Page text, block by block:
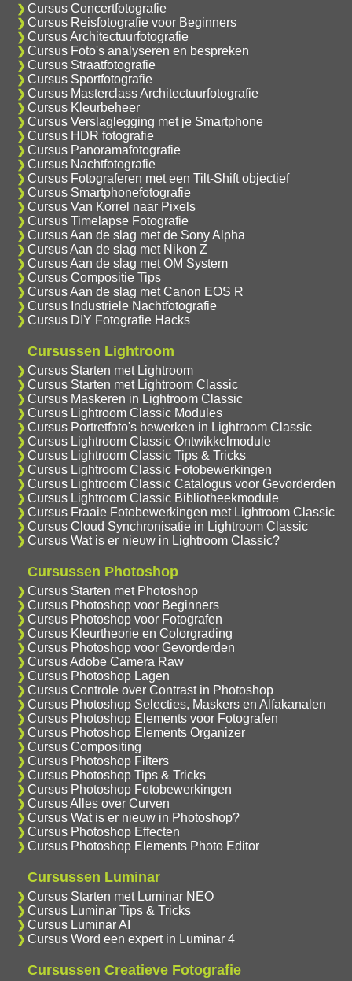
Cursus Concertfotografie
Cursus Reisfotografie voor Beginners
Cursus Architectuurfotografie
Cursus Foto's analyseren en bespreken
Cursus Straatfotografie
Cursus Sportfotografie
Cursus Masterclass Architectuurfotografie
Cursus Kleurbeheer
Cursus Verslaglegging met je Smartphone
Cursus HDR fotografie
Cursus Panoramafotografie
Cursus Nachtfotografie
Cursus Fotograferen met een Tilt-Shift objectief
Cursus Smartphonefotografie
Cursus Van Korrel naar Pixels
Cursus Timelapse Fotografie
Cursus Aan de slag met de Sony Alpha
Cursus Aan de slag met Nikon Z
Cursus Aan de slag met OM System
Cursus Compositie Tips
Cursus Aan de slag met Canon EOS R
Cursus Industriele Nachtfotografie
Cursus DIY Fotografie Hacks
Cursussen Lightroom
Cursus Starten met Lightroom
Cursus Starten met Lightroom Classic
Cursus Maskeren in Lightroom Classic
Cursus Lightroom Classic Modules
Cursus Portretfoto's bewerken in Lightroom Classic
Cursus Lightroom Classic Ontwikkelmodule
Cursus Lightroom Classic Tips & Tricks
Cursus Lightroom Classic Fotobewerkingen
Cursus Lightroom Classic Catalogus voor Gevorderden
Cursus Lightroom Classic Bibliotheekmodule
Cursus Fraaie Fotobewerkingen met Lightroom Classic
Cursus Cloud Synchronisatie in Lightroom Classic
Cursus Wat is er nieuw in Lightroom Classic?
Cursussen Photoshop
Cursus Starten met Photoshop
Cursus Photoshop voor Beginners
Cursus Photoshop voor Fotografen
Cursus Kleurtheorie en Colorgrading
Cursus Photoshop voor Gevorderden
Cursus Adobe Camera Raw
Cursus Photoshop Lagen
Cursus Controle over Contrast in Photoshop
Cursus Photoshop Selecties, Maskers en Alfakanalen
Cursus Photoshop Elements voor Fotografen
Cursus Photoshop Elements Organizer
Cursus Compositing
Cursus Photoshop Filters
Cursus Photoshop Tips & Tricks
Cursus Photoshop Fotobewerkingen
Cursus Alles over Curven
Cursus Wat is er nieuw in Photoshop?
Cursus Photoshop Effecten
Cursus Photoshop Elements Photo Editor
Cursussen Luminar
Cursus Starten met Luminar NEO
Cursus Luminar Tips & Tricks
Cursus Luminar AI
Cursus Word een expert in Luminar 4
Cursussen Creatieve Fotografie